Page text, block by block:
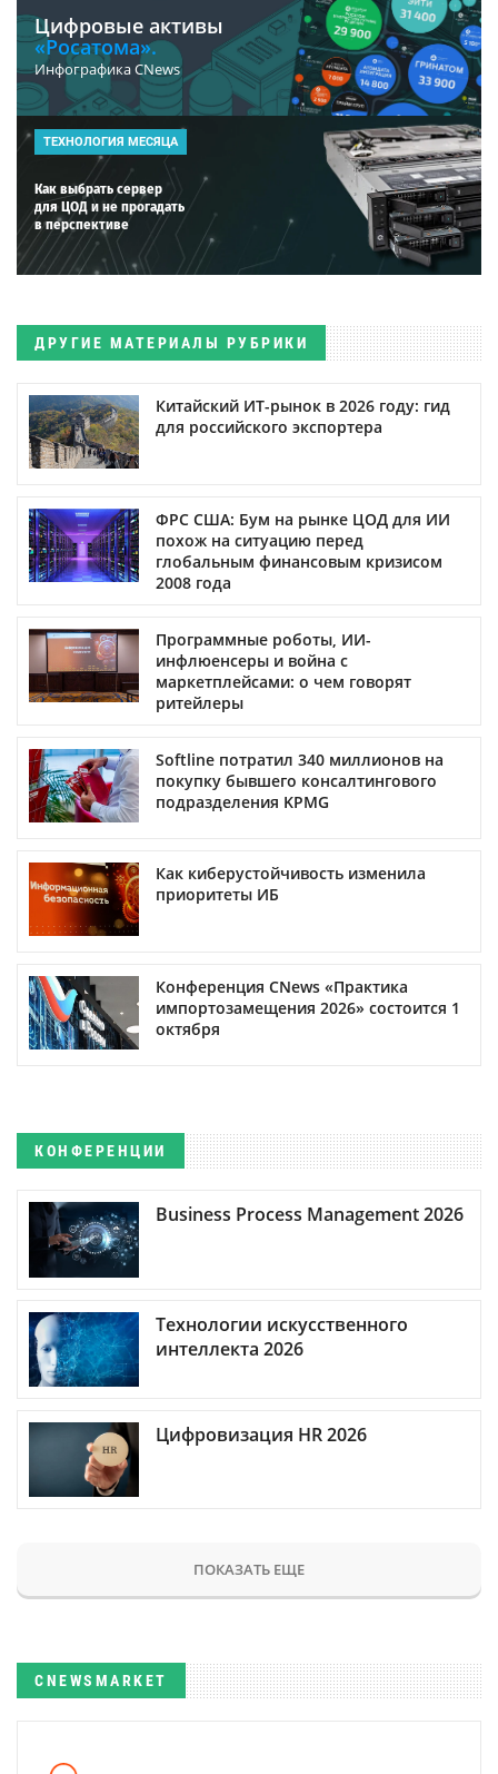
Цифровые активы
«Росатома».
Инфографика CNews
ТЕХНОЛОГИЯ МЕСЯЦА
Как выбрать сервер
для ЦОД и не прогадать
в перспективе
ДРУГИЕ МАТЕРИАЛЫ РУБРИКИ
Китайский ИТ-рынок в 2026 году: гид
для российского экспортера
ФРС США: Бум на рынке ЦОД для ИИ
похож на ситуацию перед
глобальным финансовым кризисом
2008 года
Программные роботы, ИИ-
инфлюенсеры и война с
маркетплейсами: о чем говорят
ритейлеры
Softline потратил 340 миллионов на
покупку бывшего консалтингового
подразделения KPMG
Как киберустойчивость изменила
приоритеты ИБ
Конференция CNews «Практика
импортозамещения 2026» состоится 1
октября
КОНФЕРЕНЦИИ
Business Process Management 2026
Технологии искусственного
интеллекта 2026
Цифровизация HR 2026
ПОКАЗАТЬ ЕЩЕ
CNEWSMARKET